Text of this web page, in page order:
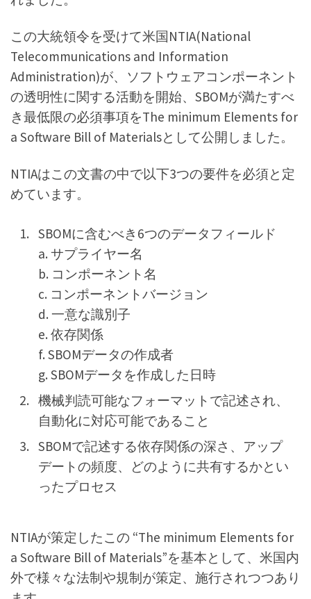
この大統領令を受けて米国NTIA(National
Telecommunications and Information
Administration)が、ソフトウェアコンポーネント
の透明性に関する活動を開始、SBOMが満たすべ
き最低限の必須事項をThe minimum Elements for
a Software Bill of Materialsとして公開しました。
NTIAはこの文書の中で以下3つの要件を必須と定
めています。
SBOMに含むべき6つのデータフィールド
a. サプライヤー名
b. コンポーネント名
c. コンポーネントバージョン
d. 一意な識別子
e. 依存関係
f. SBOMデータの作成者
g. SBOMデータを作成した日時
機械判読可能なフォーマットで記述され、
自動化に対応可能であること
SBOMで記述する依存関係の深さ、アップ
デートの頻度、どのように共有するかとい
ったプロセス
NTIAが策定したこの “The minimum Elements for
a Software Bill of Materials”を基本として、米国内
外で様々な法制や規制が策定、施行されつつあり